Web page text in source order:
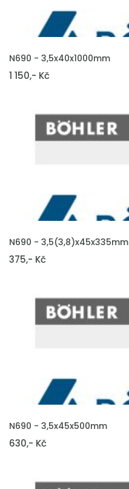
VLOŽIT DO KOŠÍKU
N690 - 3,5x40x1000mm
1 150,- Kč
VLOŽIT DO KOŠÍKU
N690 - 3,5(3,8)x45x335mm
375,- Kč
VLOŽIT DO KOŠÍKU
N690 - 3,5x45x500mm
630,- Kč